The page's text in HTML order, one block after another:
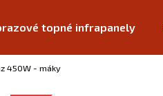
topné infrapanely
450W - máky
Co potřebujete